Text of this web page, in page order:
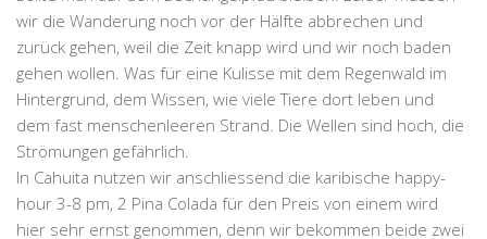
wir die Wanderung noch vor der Hälfte abbrechen und
zurück gehen, weil die Zeit knapp wird und wir noch baden
gehen wollen. Was für eine Kulisse mit dem Regenwald im
Hintergrund, dem Wissen, wie viele Tiere dort leben und
dem fast menschenleeren Strand. Die Wellen sind hoch, die
Strömungen gefährlich.
In Cahuita nutzen wir anschliessend die karibische happy-
hour 3-8 pm, 2 Pina Colada für den Preis von einem wird
hier sehr ernst genommen, denn wir bekommen beide zwei